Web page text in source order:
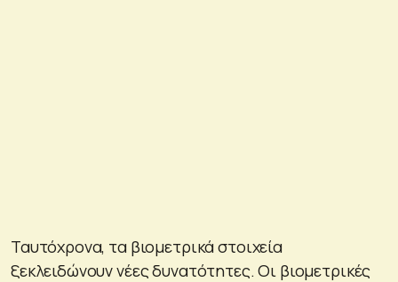
Ταυτόχρονα, τα βιομετρικά στοιχεία
ξεκλειδώνουν νέες δυνατότητες. Οι βιομετρικές